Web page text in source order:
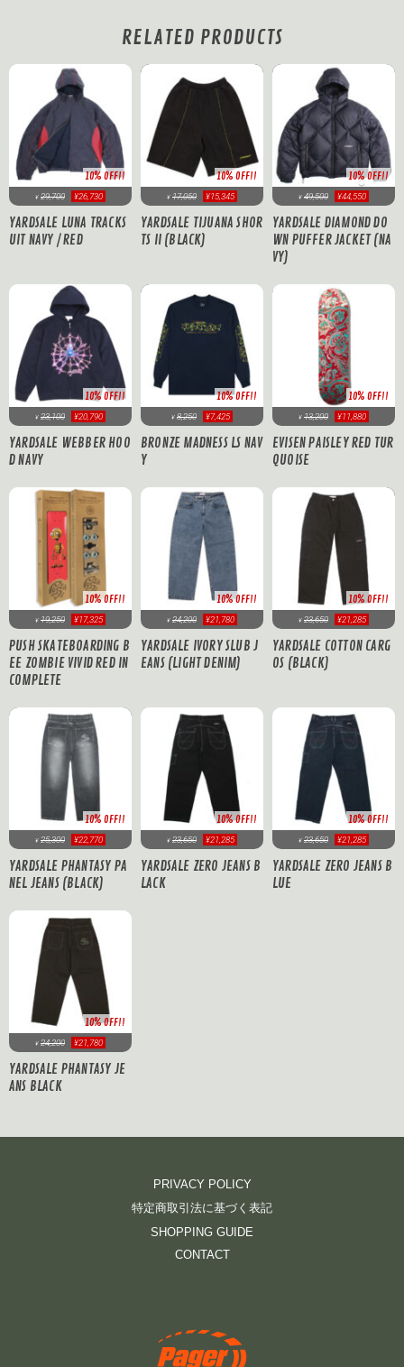
RELATED PRODUCTS
10% OFF!!
¥ 29,700 ¥26,730
YARDSALE LUNA TRACKS
UIT NAVY / RED
10% OFF!!
¥ 17,050 ¥15,345
YARDSALE TIJUANA SHOR
TS II (BLACK)
10% OFF!!
¥ 49,500 ¥44,550
YARDSALE DIAMOND DO
WN PUFFER JACKET (NA
VY)
10% OFF!!
¥ 23,100 ¥20,790
YARDSALE WEBBER HOO
D NAVY
10% OFF!!
¥ 8,250 ¥7,425
BRONZE MADNESS LS NAV
Y
10% OFF!!
¥ 13,200 ¥11,880
EVISEN PAISLEY RED TUR
QUOISE
10% OFF!!
¥ 19,250 ¥17,325
PUSH SKATEBOARDING B
EE ZOMBIE VIVID RED IN
COMPLETE
10% OFF!!
¥ 24,200 ¥21,780
YARDSALE IVORY SLUB J
EANS (LIGHT DENIM)
10% OFF!!
¥ 23,650 ¥21,285
YARDSALE COTTON CARG
OS (BLACK)
10% OFF!!
¥ 25,300 ¥22,770
YARDSALE PHANTASY PA
NEL JEANS (BLACK)
10% OFF!!
¥ 23,650 ¥21,285
YARDSALE ZERO JEANS B
LACK
10% OFF!!
¥ 23,650 ¥21,285
YARDSALE ZERO JEANS B
LUE
10% OFF!!
¥ 24,200 ¥21,780
YARDSALE PHANTASY JE
ANS BLACK
PRIVACY POLICY
特定商取引法に基づく表記
SHOPPING GUIDE
CONTACT